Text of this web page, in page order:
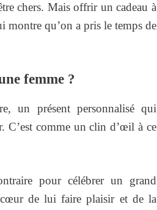
chers. Mais offrir un cadeau à
montre qu’on a pris le temps de
femme ?
un présent personnalisé qui
C’est comme un clin d’œil à ce
pour célébrer un grand
cœur de lui faire plaisir et de la